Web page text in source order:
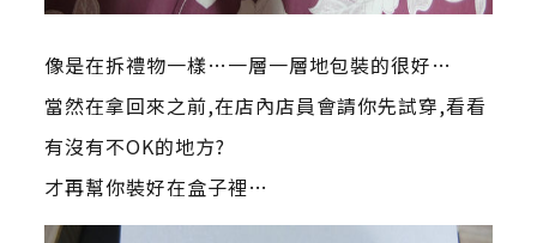
像是在拆禮物一樣…一層一層地包裝的很好…
當然在拿回來之前,在店內店員會請你先試穿,看看
有沒有不OK的地方?
才再幫你裝好在盒子裡…